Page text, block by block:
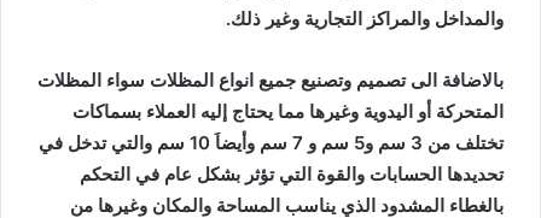
والمداخل والمراكز التجارية وغير ذلك.
بالاضافة الى تصميم وتصنيع جميع انواع المظلات سواء المظلات
المتحركة أو اليدوية وغيرها مما يحتاج إليه العملاء بسماكات
تختلف من 3 سم و5 سم و 7 سم وأيضاَ 10 سم والتي تدخل في
تحديدها الحسابات والقوة التي تؤثر بشكل عام في التحكم
بالغطاء المشدود الذي يناسب المساحة والمكان وغيرها من